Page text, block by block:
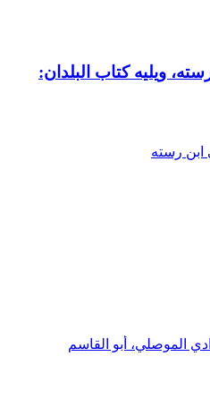
ويليه كتاب البلدان:
ابن رسته
الموصلي، أبو القاسم